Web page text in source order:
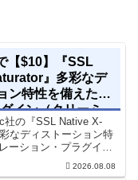
【$10】『SSL
』多彩なデ
ン特性を備えた多
イン（クリーミ
なサウンド）
社の『SSL Native X-
なディストーション特
ーション・プラグイン
、エンジニアの間でも
す。競合するサチュレ
2026.08.08